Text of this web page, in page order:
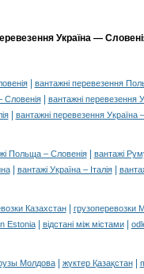
Україна —
|
вантажні перевезення
Словенія|
вантажні перевезення
| вантажні перевезення Україна
Польща – Словенія|
вантажі
| вантажі Україна – Італія|
Казахстан|
грузоперевозки
Estonia| відстані між містами|
Молдова| жүктер Қазақстан|